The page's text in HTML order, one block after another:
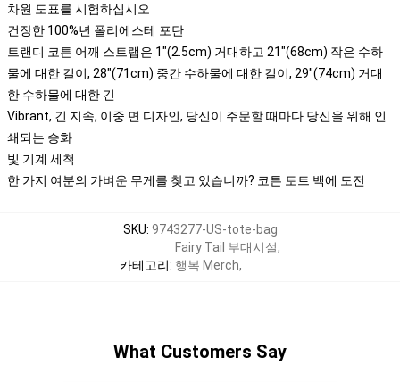
차원 도표를 시험하십시오
건장한 100%년 폴리에스테 포탄
트랜디 코튼 어깨 스트랩은 1"(2.5cm) 거대하고 21"(68cm) 작은 수하
물에 대한 길이, 28"(71cm) 중간 수하물에 대한 길이, 29"(74cm) 거대
한 수하물에 대한 긴
Vibrant, 긴 지속, 이중 면 디자인, 당신이 주문할 때마다 당신을 위해 인
쇄되는 승화
빛 기계 세척
한 가지 여분의 가벼운 무게를 찾고 있습니까? 코튼 토트 백에 도전
SKU: 9743277-US-tote-bag
카테고리:
Fairy Tail 부대시설,
행복 Merch,
What Customers Say